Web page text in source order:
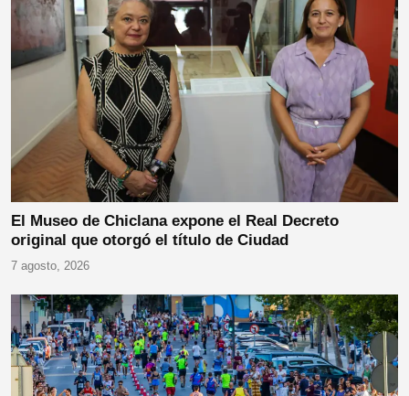
El Museo de Chiclana expone el Real Decreto
original que otorgó el título de Ciudad
7 agosto, 2026